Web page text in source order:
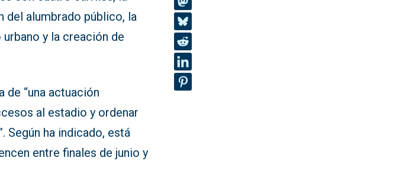
del alumbrado público, la
y la creación de
de “una actuación
al estadio y ordenar
Según ha indicado, está
entre finales de junio y